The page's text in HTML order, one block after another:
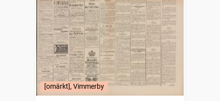
[omärkt], Vimmerby